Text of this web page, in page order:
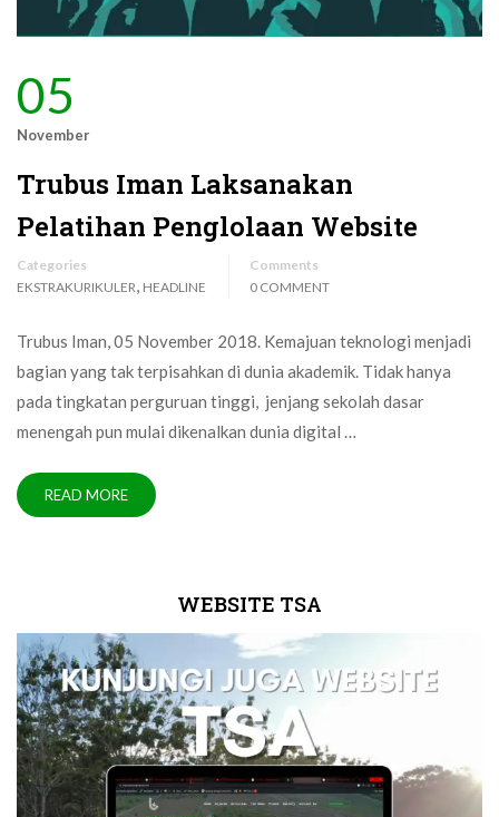
05
November
Trubus Iman Laksanakan
Pelatihan Penglolaan Website
Categories
EKSTRAKURIKULER, HEADLINE
Comments
0 COMMENT
Trubus Iman, 05 November 2018. Kemajuan teknologi menjadi
bagian yang tak terpisahkan di dunia akademik. Tidak hanya
pada tingkatan perguruan tinggi, jenjang sekolah dasar
menengah pun mulai dikenalkan dunia digital …
READ MORE
WEBSITE TSA